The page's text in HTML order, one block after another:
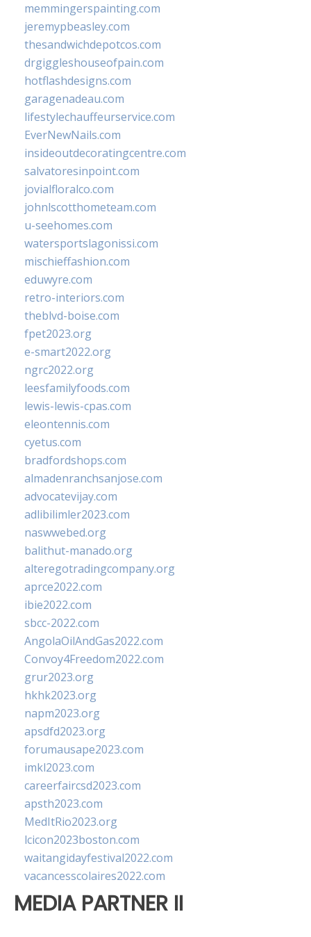
memmingerspainting.com
jeremypbeasley.com
thesandwichdepotcos.com
drgiggleshouseofpain.com
hotflashdesigns.com
garagenadeau.com
lifestylechauffeurservice.com
EverNewNails.com
insideoutdecoratingcentre.com
salvatoresinpoint.com
jovialfloralco.com
johnlscotthometeam.com
u-seehomes.com
watersportslagonissi.com
mischieffashion.com
eduwyre.com
retro-interiors.com
theblvd-boise.com
fpet2023.org
e-smart2022.org
ngrc2022.org
leesfamilyfoods.com
lewis-lewis-cpas.com
eleontennis.com
cyetus.com
bradfordshops.com
almadenranchsanjose.com
advocatevijay.com
adlibilimler2023.com
naswwebed.org
balithut-manado.org
alteregotradingcompany.org
aprce2022.com
ibie2022.com
sbcc-2022.com
AngolaOilAndGas2022.com
Convoy4Freedom2022.com
grur2023.org
hkhk2023.org
napm2023.org
apsdfd2023.org
forumausape2023.com
imkl2023.com
careerfaircsd2023.com
apsth2023.com
MedItRio2023.org
lcicon2023boston.com
waitangidayfestival2022.com
vacancesscolaires2022.com
MEDIA PARTNER II